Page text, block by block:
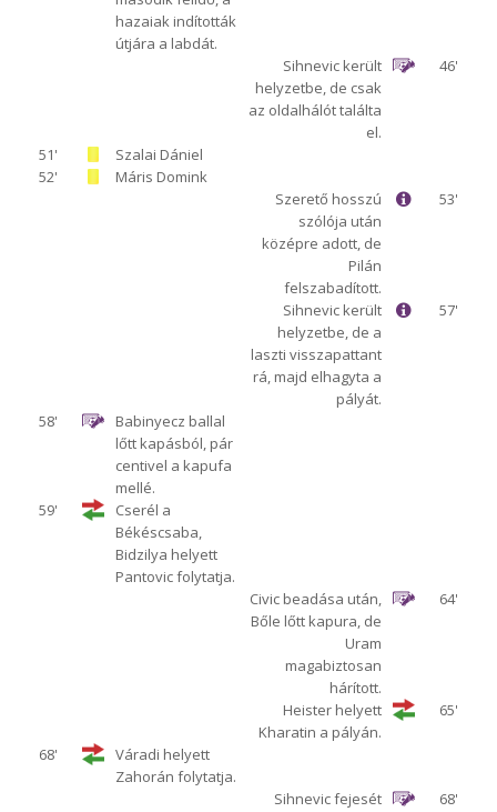
hazaiak indították
útjára a labdát.
46'
Sihnevic került
helyzetbe, de csak
az oldalhálót találta
el.
51'
Szalai Dániel
52'
Máris Domink
53'
Szerető hosszú
szólója után
középre adott, de
Pilán
felszabadított.
57'
Sihnevic került
helyzetbe, de a
laszti visszapattant
rá, majd elhagyta a
pályát.
58'
Babinyecz ballal
lőtt kapásból, pár
centivel a kapufa
mellé.
59'
Cserél a
Békéscsaba,
Bidzilya helyett
Pantovic folytatja.
64'
Civic beadása után,
Bőle lőtt kapura, de
Uram
magabiztosan
hárított.
65'
Heister helyett
Kharatin a pályán.
68'
Váradi helyett
Zahorán folytatja.
68'
Sihnevic fejesét